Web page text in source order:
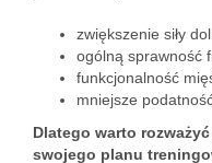
zwiększenie siły
ogólną sprawność
funkcjonalność
mniejsze
Dlatego warto
swojego planu